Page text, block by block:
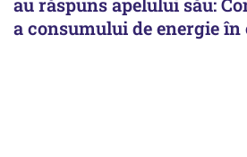
a consumului de energie în